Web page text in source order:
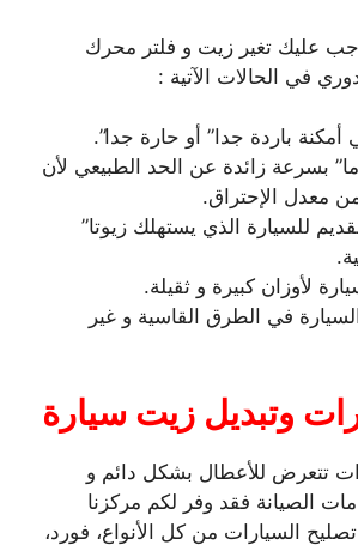
عليك تغير زيت و فلتر محرك
في الحالات الآتية :
أمكنة باردة جدا” أو حارة جدا”.
بسرعة زائدة عن الحد الطبيعي لأن
معدل الإحتراق.
للسيارة الذي يستهلك زيوتا”
لأوزان كبيرة و ثقيلة.
في الطرق القاسية و غير
وتبديل زيت سيارة
تتعرض للأعطال بشكل دائم و
الصيانة فقد وفر لكم مركزنا
السيارات من كل الأنواع، فورد،